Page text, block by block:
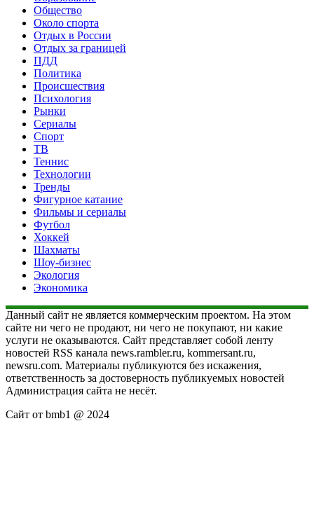
Общество
Около спорта
Отдых в России
Отдых за границей
ПДД
Политика
Происшествия
Психология
Рынки
Сериалы
Спорт
ТВ
Теннис
Технологии
Тренды
Фигурное катание
Фильмы и сериалы
Футбол
Хоккей
Шахматы
Шоу-бизнес
Экология
Экономика
Данный сайт не является коммерческим проектом. На этом
сайте ни чего не продают, ни чего не покупают, ни какие
услуги не оказываются. Сайт представляет собой ленту
новостей RSS канала news.rambler.ru, kommersant.ru,
newsru.com. Материалы публикуются без искажения,
ответственность за достоверность публикуемых новостей
Администрация сайта не несёт.
Сайт от bmb1 @ 2024